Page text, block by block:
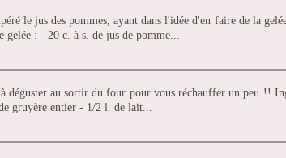
le jus des pommes, ayant dans l'idée d'en faire de la
gelée : - 20 c. à s. de jus de pomme...
déguster au sortir du four pour vous réchauffer un peu !!
gruyère entier - 1/2 l. de lait...